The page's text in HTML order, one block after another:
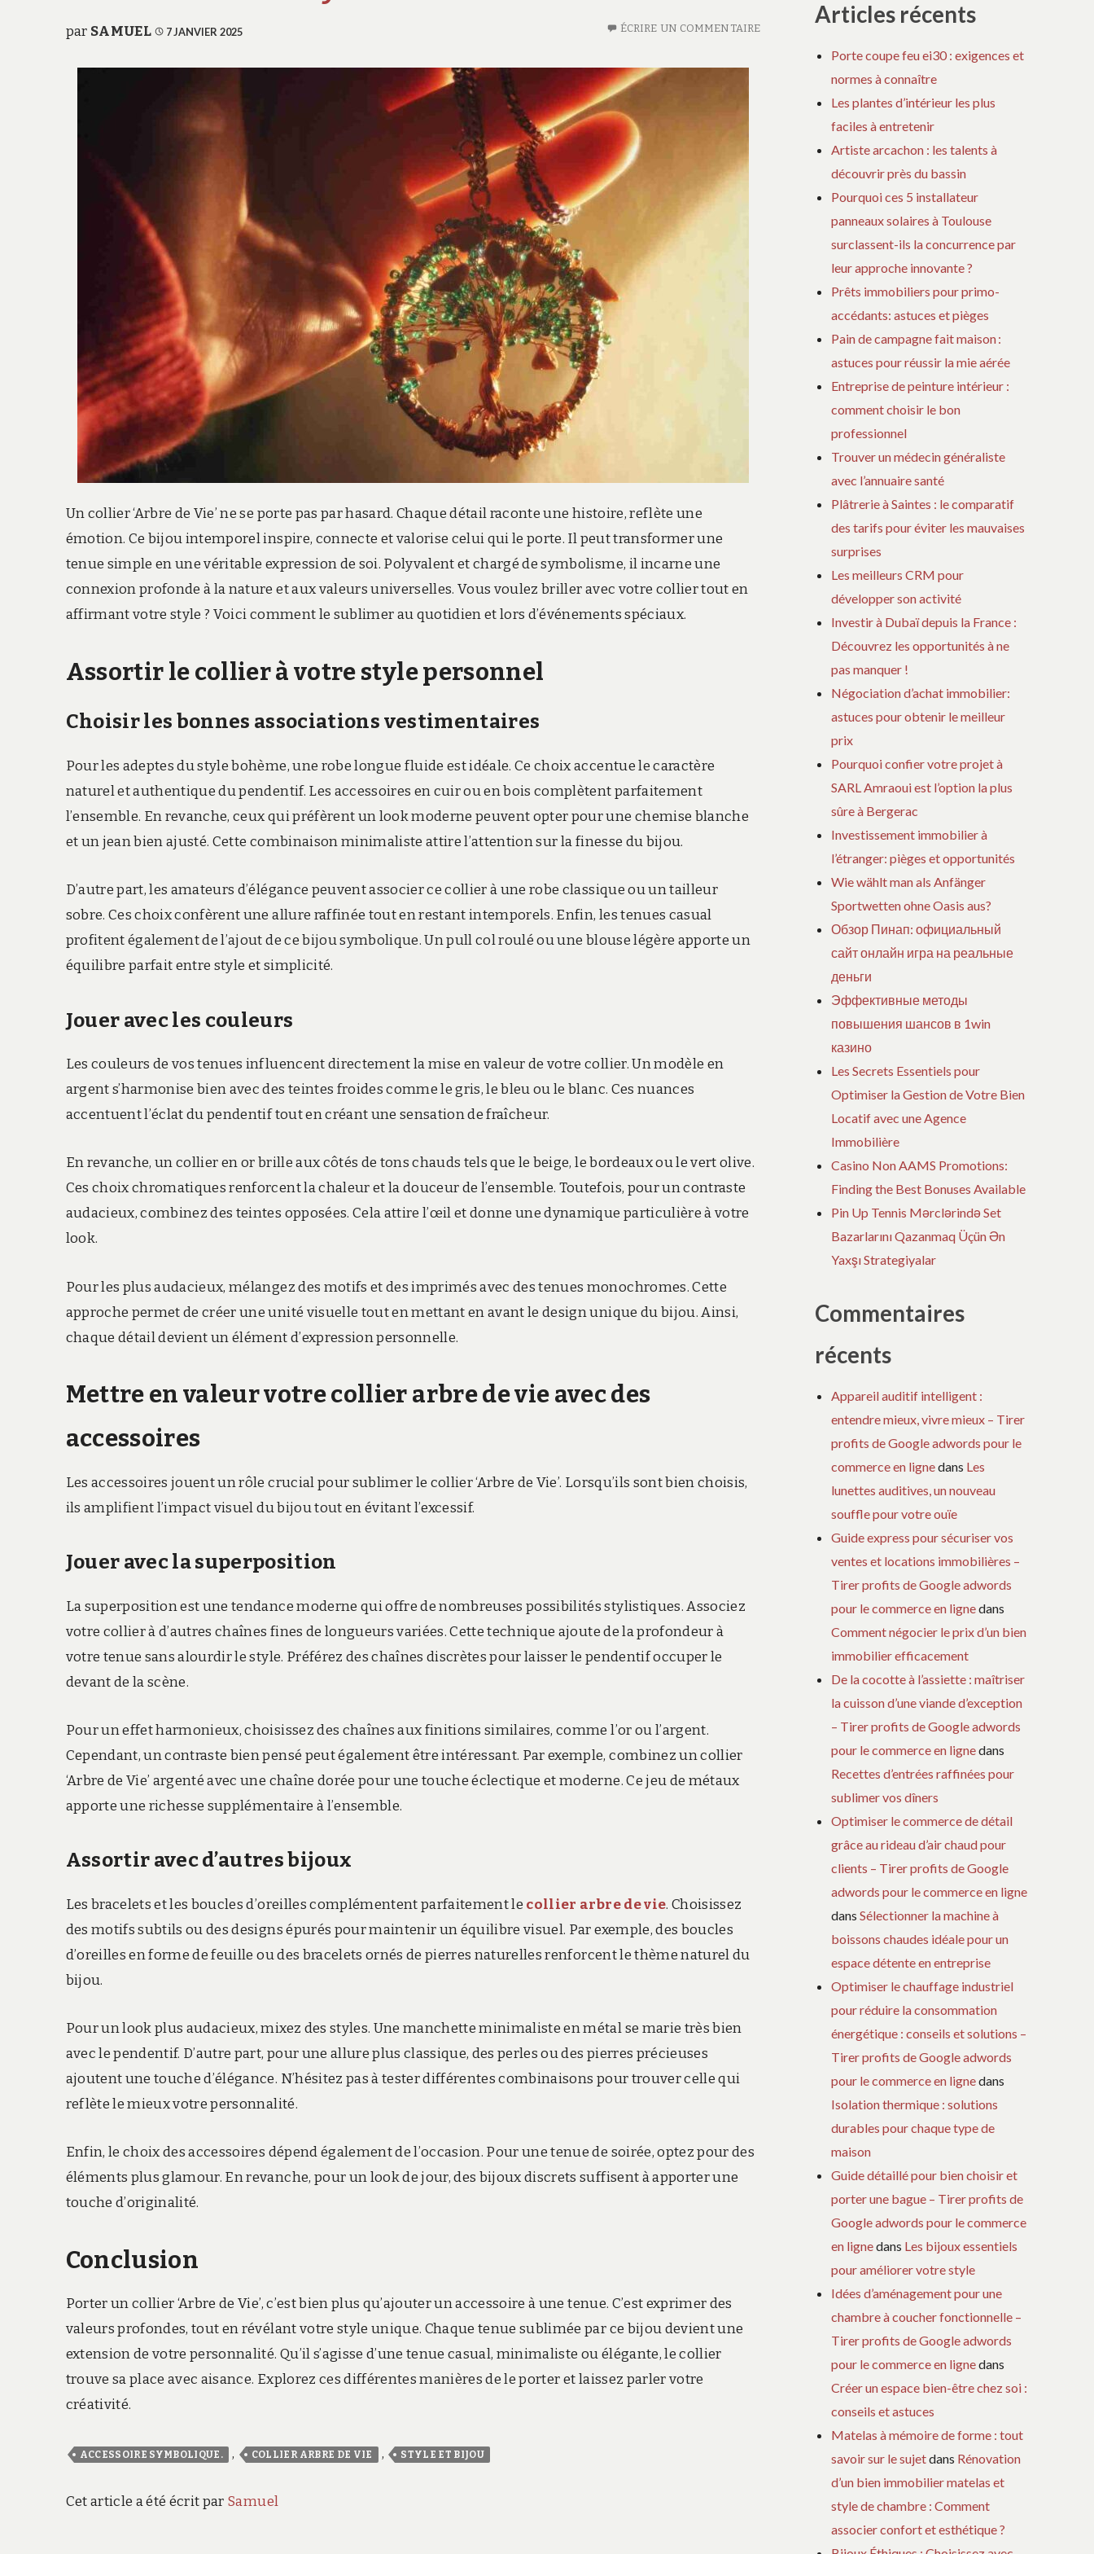
par SAMUEL 7 JANVIER 2025 ÉCRIRE UN COMMENTAIRE
Un collier ‘Arbre de Vie’ ne se porte pas par hasard. Chaque détail raconte une histoire, reflète une
émotion. Ce bijou intemporel inspire, connecte et valorise celui qui le porte. Il peut transformer une
tenue simple en une véritable expression de soi. Polyvalent et chargé de symbolisme, il incarne une
connexion profonde à la nature et aux valeurs universelles. Vous voulez briller avec votre collier tout en
affirmant votre style ? Voici comment le sublimer au quotidien et lors d’événements spéciaux.
Assortir le collier à votre style personnel
Choisir les bonnes associations vestimentaires
Pour les adeptes du style bohème, une robe longue fluide est idéale. Ce choix accentue le caractère
naturel et authentique du pendentif. Les accessoires en cuir ou en bois complètent parfaitement
l’ensemble. En revanche, ceux qui préfèrent un look moderne peuvent opter pour une chemise blanche
et un jean bien ajusté. Cette combinaison minimaliste attire l’attention sur la finesse du bijou.
D’autre part, les amateurs d’élégance peuvent associer ce collier à une robe classique ou un tailleur
sobre. Ces choix confèrent une allure raffinée tout en restant intemporels. Enfin, les tenues casual
profitent également de l’ajout de ce bijou symbolique. Un pull col roulé ou une blouse légère apporte un
équilibre parfait entre style et simplicité.
Jouer avec les couleurs
Les couleurs de vos tenues influencent directement la mise en valeur de votre collier. Un modèle en
argent s’harmonise bien avec des teintes froides comme le gris, le bleu ou le blanc. Ces nuances
accentuent l’éclat du pendentif tout en créant une sensation de fraîcheur.
En revanche, un collier en or brille aux côtés de tons chauds tels que le beige, le bordeaux ou le vert olive.
Ces choix chromatiques renforcent la chaleur et la douceur de l’ensemble. Toutefois, pour un contraste
audacieux, combinez des teintes opposées. Cela attire l’œil et donne une dynamique particulière à votre
look.
Pour les plus audacieux, mélangez des motifs et des imprimés avec des tenues monochromes. Cette
approche permet de créer une unité visuelle tout en mettant en avant le design unique du bijou. Ainsi,
chaque détail devient un élément d’expression personnelle.
Mettre en valeur votrecollier arbre de vie avec des
accessoires
Les accessoires jouent un rôle crucial pour sublimer le collier ‘Arbre de Vie’. Lorsqu’ils sont bien choisis,
ils amplifient l’impact visuel du bijou tout en évitant l’excessif.
Jouer avec la superposition
La superposition est une tendance moderne qui offre de nombreuses possibilités stylistiques. Associez
votre collier à d’autres chaînes fines de longueurs variées. Cette technique ajoute de la profondeur à
votre tenue sans alourdir le style. Préférez des chaînes discrètes pour laisser le pendentif occuper le
devant de la scène.
Pour un effet harmonieux, choisissez des chaînes aux finitions similaires, comme l’or ou l’argent.
Cependant, un contraste bien pensé peut également être intéressant. Par exemple, combinez un collier
‘Arbre de Vie’ argenté avec une chaîne dorée pour une touche éclectique et moderne. Ce jeu de métaux
apporte une richesse supplémentaire à l’ensemble.
Assortir avec d’autres bijoux
Les bracelets et les boucles d’oreilles complémentent parfaitement le collier arbre de vie. Choisissez
des motifs subtils ou des designs épurés pour maintenir un équilibre visuel. Par exemple, des boucles
d’oreilles en forme de feuille ou des bracelets ornés de pierres naturelles renforcent le thème naturel du
bijou.
Pour un look plus audacieux, mixez des styles. Une manchette minimaliste en métal se marie très bien
avec le pendentif. D’autre part, pour une allure plus classique, des perles ou des pierres précieuses
ajoutent une touche d’élégance. N’hésitez pas à tester différentes combinaisons pour trouver celle qui
reflète le mieux votre personnalité.
Enfin, le choix des accessoires dépend également de l’occasion. Pour une tenue de soirée, optez pour des
éléments plus glamour. En revanche, pour un look de jour, des bijoux discrets suffisent à apporter une
touche d’originalité.
Conclusion
Porter un collier ‘Arbre de Vie’, c’est bien plus qu’ajouter un accessoire à une tenue. C’est exprimer des
valeurs profondes, tout en révélant votre style unique. Chaque tenue sublimée par ce bijou devient une
extension de votre personnalité. Qu’il s’agisse d’une tenue casual, minimaliste ou élégante, le collier
trouve sa place avec aisance. Explorez ces différentes manières de le porter et laissez parler votre
créativité.
ACCESSOIRE SYMBOLIQUE. , COLLIER ARBRE DE VIE , STYLE ET BIJOU
Cet article a été écrit par Samuel
Articles récents
Porte coupe feu ei30 : exigences et
normes à connaître
Les plantes d’intérieur les plus
faciles à entretenir
Artiste arcachon : les talents à
découvrir près du bassin
Pourquoi ces 5 installateur
panneaux solaires à Toulouse
surclassent-ils la concurrence par
leur approche innovante ?
Prêts immobiliers pour primo-
accédants: astuces et pièges
Pain de campagne fait maison :
astuces pour réussir la mie aérée
Entreprise de peinture intérieur :
comment choisir le bon
professionnel
Trouver un médecin généraliste
avec l’annuaire santé
Plâtrerie à Saintes : le comparatif
des tarifs pour éviter les mauvaises
surprises
Les meilleurs CRM pour
développer son activité
Investir à Dubaï depuis la France :
Découvrez les opportunités à ne
pas manquer !
Négociation d’achat immobilier:
astuces pour obtenir le meilleur
prix
Pourquoi confier votre projet à
SARL Amraoui est l’option la plus
sûre à Bergerac
Investissement immobilier à
l’étranger: pièges et opportunités
Wie wählt man als Anfänger
Sportwetten ohne Oasis aus?
Обзор Пинап: официальный
сайт онлайн игра на реальные
деньги
Эффективные методы
повышения шансов в 1win
казино
Les Secrets Essentiels pour
Optimiser la Gestion de Votre Bien
Locatif avec une Agence
Immobilière
Casino Non AAMS Promotions:
Finding the Best Bonuses Available
Pin Up Tennis Mərclərində Set
Bazarlarını Qazanmaq Üçün Ən
Yaxşı Strategiyalar
Commentaires
récents
Appareil auditif intelligent :
entendre mieux, vivre mieux – Tirer
profits de Google adwords pour le
commerce en lignedans Les
lunettes auditives, un nouveau
souffle pour votre ouïe
Guide express pour sécuriser vos
ventes et locations immobilières –
Tirer profits de Google adwords
pour le commerce en lignedans
Comment négocier le prix d’un bien
immobilier efficacement
De la cocotte à l’assiette : maîtriser
la cuisson d’une viande d’exception
– Tirer profits de Google adwords
pour le commerce en lignedans
Recettes d’entrées raffinées pour
sublimer vos dîners
Optimiser le commerce de détail
grâce au rideau d’air chaud pour
clients – Tirer profits de Google
adwords pour le commerce en ligne
dansSélectionner la machine à
boissons chaudes idéale pour un
espace détente en entreprise
Optimiser le chauffage industriel
pour réduire la consommation
énergétique : conseils et solutions –
Tirer profits de Google adwords
pour le commerce en lignedans
Isolation thermique : solutions
durables pour chaque type de
maison
Guide détaillé pour bien choisir et
porter une bague – Tirer profits de
Google adwords pour le commerce
en lignedans Les bijoux essentiels
pour améliorer votre style
Idées d’aménagement pour une
chambre à coucher fonctionnelle –
Tirer profits de Google adwords
pour le commerce en lignedans
Créer un espace bien-être chez soi :
conseils et astuces
Matelas à mémoire de forme : tout
savoir sur le sujetdans Rénovation
d’un bien immobilier matelas et
style de chambre : Comment
associer confort et esthétique ?